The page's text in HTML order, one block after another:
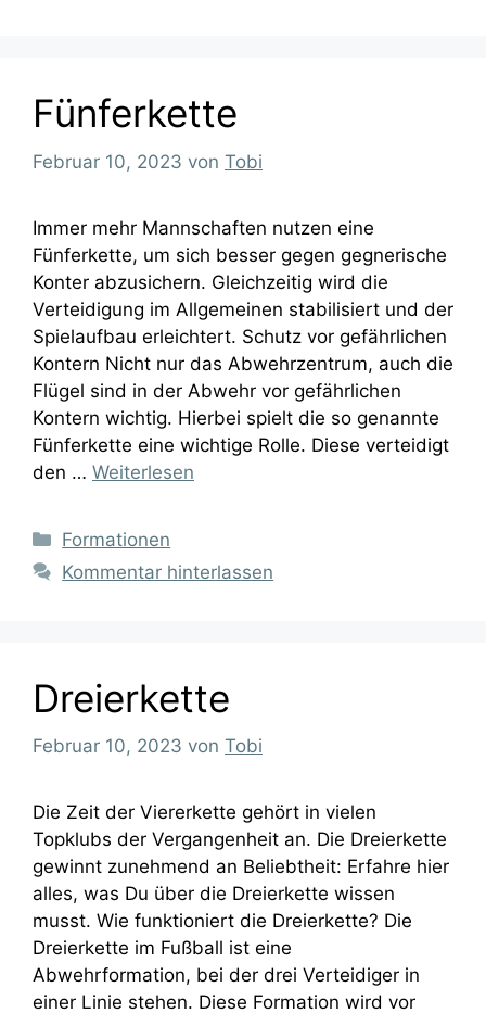
Fünferkette
Februar 10, 2023 von Tobi
Immer mehr Mannschaften nutzen eine
Fünferkette, um sich besser gegen gegnerische
Konter abzusichern. Gleichzeitig wird die
Verteidigung im Allgemeinen stabilisiert und der
Spielaufbau erleichtert. Schutz vor gefährlichen
Kontern Nicht nur das Abwehrzentrum, auch die
Flügel sind in der Abwehr vor gefährlichen
Kontern wichtig. Hierbei spielt die so genannte
Fünferkette eine wichtige Rolle. Diese verteidigt
den … Weiterlesen
Kategorien
Formationen
Kommentar hinterlassen
Dreierkette
Februar 10, 2023 von Tobi
Die Zeit der Viererkette gehört in vielen
Topklubs der Vergangenheit an. Die Dreierkette
gewinnt zunehmend an Beliebtheit: Erfahre hier
alles, was Du über die Dreierkette wissen
musst. Wie funktioniert die Dreierkette? Die
Dreierkette im Fußball ist eine
Abwehrformation, bei der drei Verteidiger in
einer Linie stehen. Diese Formation wird vor